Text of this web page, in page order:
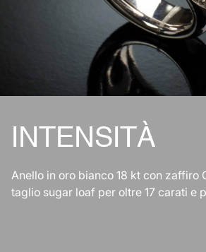
INTENSITÀ
Anello in oro bianco 18 kt con zaffiro
taglio sugar loaf per oltre 17 carati e